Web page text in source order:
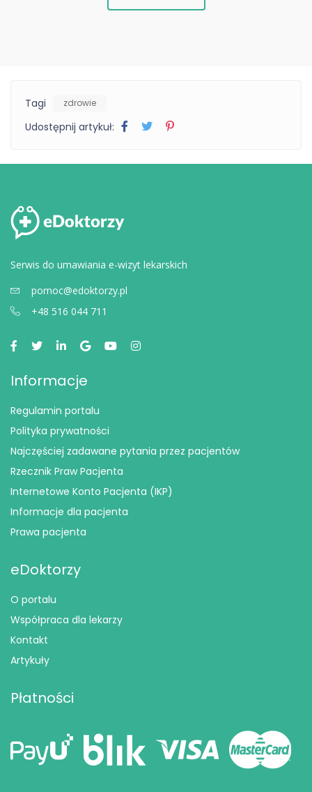
Tagi zdrowie
Udostępnij artykuł:
Serwis do umawiania e-wizyt lekarskich
pomoc@edoktorzy.pl
+48 516 044 711
Informacje
Regulamin portalu
Polityka prywatności
Najczęściej zadawane pytania przez pacjentów
Rzecznik Praw Pacjenta
Internetowe Konto Pacjenta (IKP)
Informacje dla pacjenta
Prawa pacjenta
eDoktorzy
O portalu
Współpraca dla lekarzy
Kontakt
Artykuły
Płatności